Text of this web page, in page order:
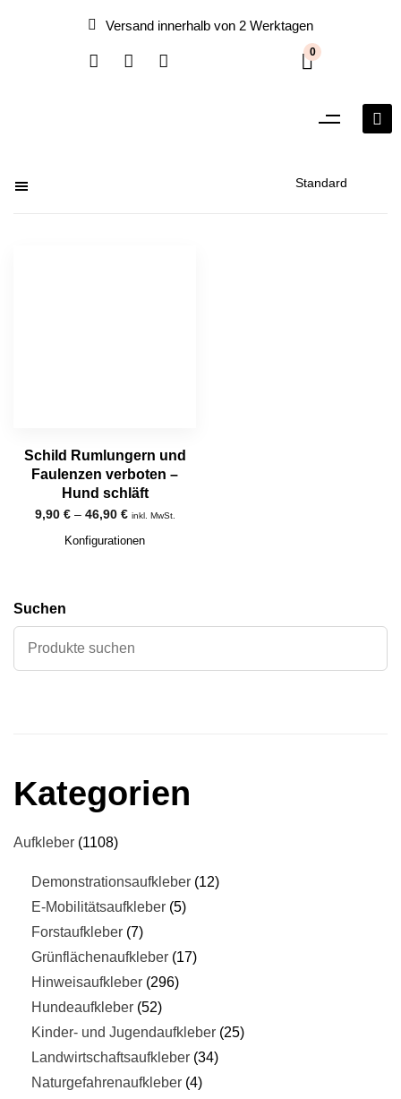
Versand innerhalb von 2 Werktagen
0
Schild Rumlungern und
Faulenzen verboten –
Hund schläft
9,90 €– 46,90 € inkl. MwSt.
Konfigurationen
Suchen
Kategorien
Aufkleber 1108
Demonstrationsaufkleber 12
E-Mobilitätsaufkleber 5
Forstaufkleber 7
Grünflächenaufkleber 17
Hinweisaufkleber 296
Hundeaufkleber 52
Kinder- und Jugendaufkleber 25
Landwirtschaftsaufkleber 34
Naturgefahrenaufkleber 4